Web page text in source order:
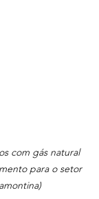
com gás natural
para o setor